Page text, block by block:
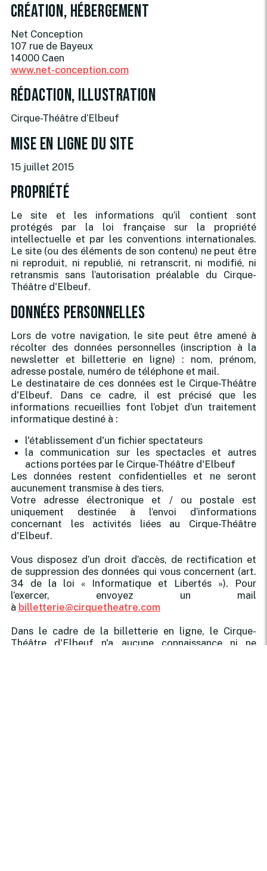
Création, hébergement
Net Conception
107 rue de Bayeux
14000 Caen
www.net-conception.com
Rédaction, illustration
Cirque-Théâtre d’Elbeuf
Mise en ligne du site
15 juillet 2015
Propriété
Le site et les informations qu’il contient sont
protégés par la loi française sur la propriété
intellectuelle et par les conventions internationales.
Le site (ou des éléments de son contenu) ne peut être
ni reproduit, ni republié, ni retranscrit, ni modifié, ni
retransmis sans l’autorisation préalable du Cirque-
Théâtre d'Elbeuf.
Données personnelles
Lors de votre navigation, le site peut être amené à
récolter des données personnelles (inscription à la
newsletter et billetterie en ligne) : nom, prénom,
adresse postale, numéro de téléphone et mail.
Le destinataire de ces données est le Cirque-Théâtre
d'Elbeuf. Dans ce cadre, il est précisé que les
informations recueillies font l’objet d’un traitement
informatique destiné à :
l'établissement d'un fichier spectateurs
la communication sur les spectacles et autres
actions portées par le Cirque-Théâtre d'Elbeuf
Les données restent confidentielles et ne seront
aucunement transmise à des tiers.
Votre adresse électronique et / ou postale est
uniquement destinée à l’envoi d’informations
concernant les activités liées au Cirque-Théâtre
d'Elbeuf.
Vous disposez d’un droit d’accès, de rectification et
de suppression des données qui vous concernent (art.
34 de la loi « Informatique et Libertés »). Pour
l’exercer, envoyez un mail
à billetterie@cirquetheatre.com
Dans le cadre de la billetterie en ligne, le Cirque-
Théâtre d'Elbeuf n'a aucune connaissance ni ne